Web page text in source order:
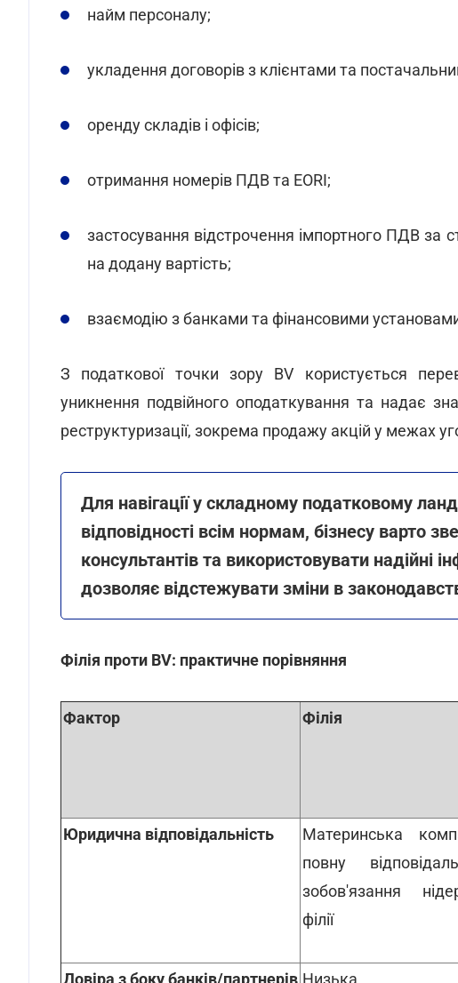
найм персоналу;
укладення договорів з клієнтами та
оренду складів і офісів;
отримання номерів ПДВ та EORI;
застосування відстрочення імпортного ПДВ за
на додану вартість;
взаємодію з банками та фінансовими
З податкової точки зору BV користується
уникнення подвійного оподаткування та надає
реструктуризації, зокрема продажу акцій у межах
Для навігації у складному податковому
відповідності всім нормам, бізнесу варто
консультантів та використовувати надійні
дозволяє відстежувати зміни в
Філія проти BV: практичне порівняння
Фактор Філія
Юридична відповідальність
Материнська
повну
зобов'язання
філії
Довіра з боку банків/партнерів Низька